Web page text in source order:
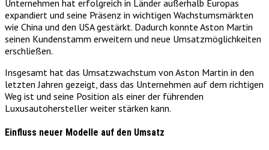
Unternehmen hat erfolgreich in Länder außerhalb Europas
expandiert und seine Präsenz in wichtigen Wachstumsmärkten
wie China und den USA gestärkt. Dadurch konnte Aston Martin
seinen Kundenstamm erweitern und neue Umsatzmöglichkeiten
erschließen.
Insgesamt hat das Umsatzwachstum von Aston Martin in den
letzten Jahren gezeigt, dass das Unternehmen auf dem richtigen
Weg ist und seine Position als einer der führenden
Luxusautohersteller weiter stärken kann.
Einfluss neuer Modelle auf den Umsatz